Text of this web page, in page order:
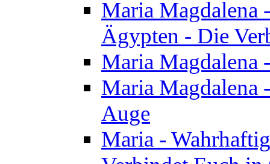
Maria Magdalena
Ägypten - Die
Maria Magdalena
Maria Magdalena
Auge
Maria -